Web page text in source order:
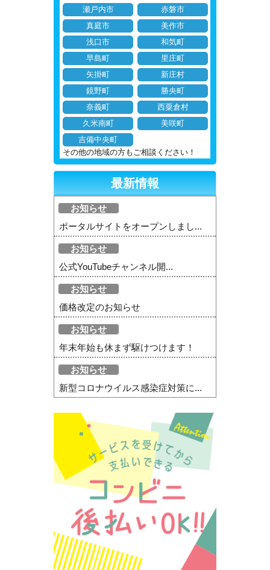
瀬戸内市
赤磐市
真庭市
美作市
浅口市
和気町
早島町
里庄町
矢掛町
新庄村
鏡野町
勝央町
奈義町
西粟倉村
久米南町
美咲町
吉備中央町
その他の地域の方もご相談ください！
最新情報
お知らせ
ポータルサイトをオープンしまし...
お知らせ
公式YouTubeチャンネル開...
お知らせ
価格改定のお知らせ
お知らせ
年末年始も休まず駆けつけます！
お知らせ
新型コロナウイルス感染症対策に...